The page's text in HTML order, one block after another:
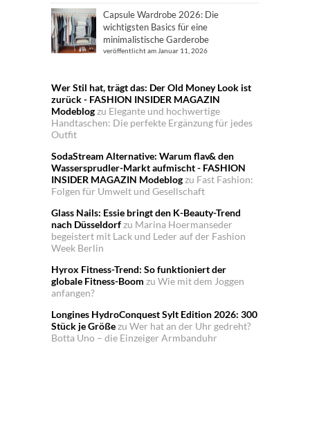
Capsule Wardrobe 2026: Die
wichtigsten Basics für eine
minimalistische Garderobe
veröffentlicht am Januar 11, 2026
Wer Stil hat, trägt das: Der Old Money Look ist
zurück - FASHION INSIDER MAGAZIN
Modeblogzu Elegante und hochwertige
Handtaschen: Die perfekte Ergänzung für jedes
Outfit
SodaStream Alternative: Warum flav& den
Wassersprudler-Markt aufmischt - FASHION
INSIDER MAGAZIN Modeblogzu Fast Fashion:
Folgen für Umwelt und Gesellschaft
Glass Nails: Essie bringt den K-Beauty-Trend
nach Düsseldorfzu Marina Hoermanseder
begeistert mit Lack und Leder auf der Fashion
Week Berlin
Hyrox Fitness-Trend: So funktioniert der
globale Fitness-Boom zu Wie mit dem Joggen
anfangen?
Longines HydroConquest Sylt Edition 2026: 300
Stück je Größezu Wer hat an der Uhr gedreht?
Botta Uno – die Einzeiger Armbanduhr